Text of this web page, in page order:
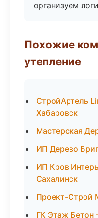
организуем
Похожие
утепление
СтройАртель
Хабаровск
Мастерская
ИП Дерево
ИП Кров
Сахалинск
Проект-Строй
ГК Этаж Бетон